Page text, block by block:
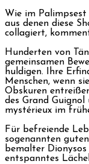
Wie im Palimpsest
aus denen diese
collagiert,
Hunderten von
gemeinsamen
huldigen. Ihre
Menschen, wenn
Obskuren
des Grand Guignol
mystérieux im
Für befreiende
sogenannten
bemalter
entspanntes